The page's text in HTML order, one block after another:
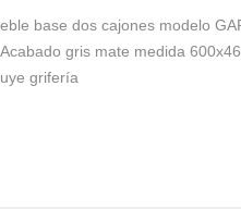
base dos cajones modelo
gris mate medida
grifería